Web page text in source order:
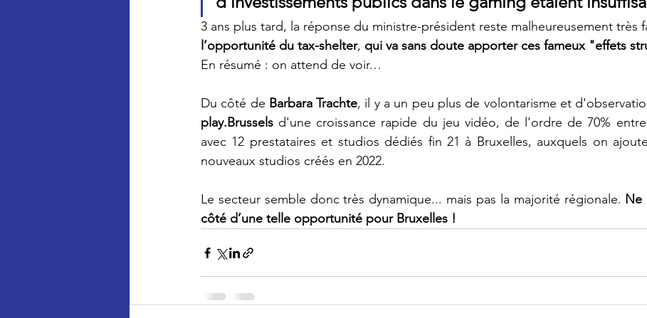
3 ans plus tard, la réponse du ministre-président reste malheureusement très
l’opportunité du tax-shelter, qui va sans doute apporter ces fameux "effets
En résumé : on attend de voir…
Du côté de Barbara Trachte, il y a un peu plus de volontarisme et
play.Brussels d'une croissance rapide du jeu vidéo, de l'ordre de 70% entre
avec 12 prestataires et studios dédiés fin 21 à Bruxelles, auxquels on
nouveaux studios créés en 2022.
Le secteur semble donc très dynamique... mais pas la majorité régionale. Ne
côté d’une telle opportunité pour Bruxelles !